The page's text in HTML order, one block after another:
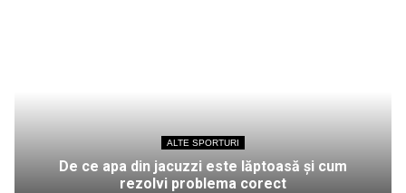
ALTE SPORTURI
De ce apa din jacuzzi este lăptoasă și cum
rezolvi problema corect